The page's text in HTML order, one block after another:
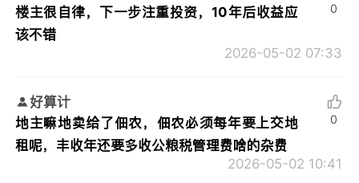
楼主很自律，下一步注重投资，10年后收益应
该不错
2026-05-02 07:33
0
好算计
地主嘛地卖给了佃农，佃农必须每年要上交地
租呢，丰收年还要多收公粮税管理费啥的杂费
2026-05-02 10:41
0